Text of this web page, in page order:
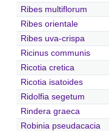
Ribes multiflorum
Ribes orientale
Ribes uva-crispa
Ricinus communis
Ricotia cretica
Ricotia isatoides
Ridolfia segetum
Rindera graeca
Robinia pseudacacia